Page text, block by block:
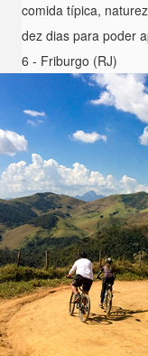
comida típica,
dez dias para poder
6 - Friburgo (RJ)